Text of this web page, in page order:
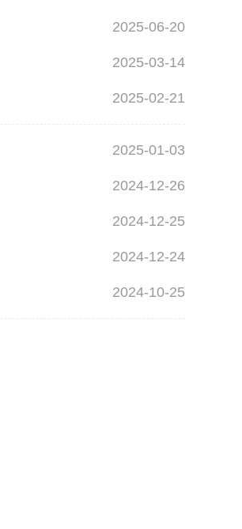
2025-06-20
2025-03-14
2025-02-21
2025-01-03
2024-12-26
2024-12-25
2024-12-24
2024-10-25